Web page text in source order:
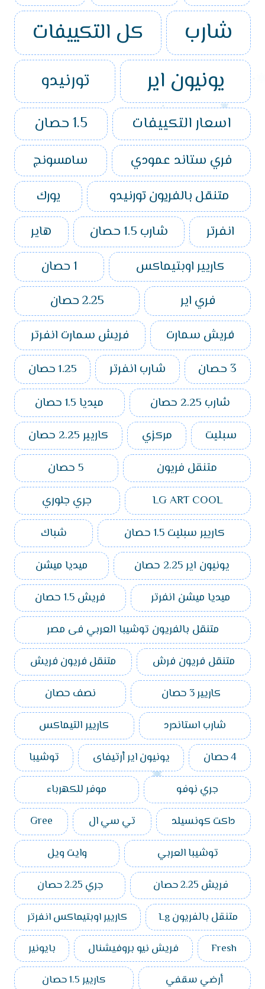
شارب
كل التكييفات
يونيون اير
تورنيدو
اسعار التكييفات 1.5 حصان
فري ستاند عمودي
سامسونج
متنقل بالفريون تورنيدو
يورك
انفرتر
شارب 1.5 حصان
هاير
كاريير اوبتيماكس
1 حصان
فري اير
2.25 حصان
فريش سمارت
فريش سمارت انفرتر
3 حصان
شارب انفرتر 1.25 حصان
شارب 2.25 حصان ميديا 1.5 حصان
سبليت مركزي
كاريير 2.25 حصان
متنقل فريون
5 حصان
LG ART COOL
جري جلوري
كاريير سبليت 1.5 حصان
شباك
يونيون اير 2.25 حصان
ميديا ميشن
ميديا ميشن انفرتر
فريش 1.5 حصان
متنقل بالفريون توشيبا العربي فى مصر
متنقل فريون فرش
متنقل فريون فريش
كاريير 3 حصان
نصف حصان
شارب استاندرد
كاريير التيماكس
4 حصان
يونيون اير أرتيفاى
توشيبا
جري نوفو
موفر للكهرباء
داكت كونسيلد
تي سي ال
Gree
توشيبا العربي
وايت ويل
فريش 2.25 حصان
جري 2.25 حصان
متنقل بالفريون Lg
كاريير اوبتيماكس انفرتر
Fresh
فريش نيو بروفيشنال
بايونير
أرضي سقفي
كاريير 1.5 حصان